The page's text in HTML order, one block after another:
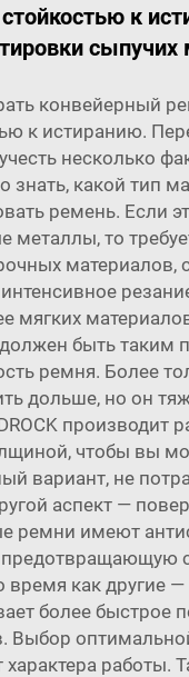
к
сыпучих
конвейерный
к истиранию.
несколько
знать, какой тип
ремень. Если
металлы, то
материалов,
мягких
должен быть таким
ремня. Более
дольше, но он
производит
чтобы вы
вариант, не
аспект —
ремни имеют
предотвращающую
время как другие —
более быстрое
Выбор
характера работы.